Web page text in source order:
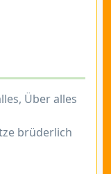
Über alles
brüderlich